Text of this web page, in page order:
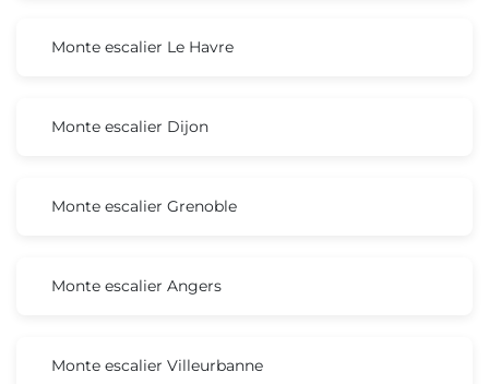
Monte escalier Le Havre
Monte escalier Dijon
Monte escalier Grenoble
Monte escalier Angers
Monte escalier Villeurbanne